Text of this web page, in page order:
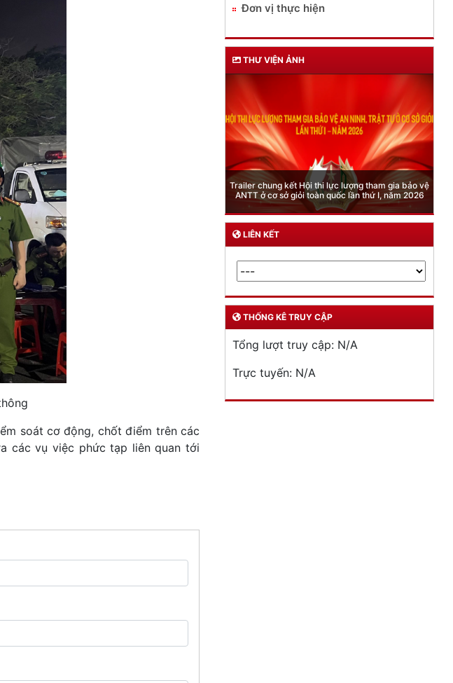
soát cơ động, chốt điểm trên các
các vụ việc phức tạp liên quan tới
Đơn vị thực hiện
THƯ VIỆN ẢNH
Phòng Quản lý xuất nhập cảnh: Hướng dẫn những
quy định mới trong lĩnh vực xuất cảnh, nhập cảnh
của công dân việt nam từ ngày 01/7/2026
LIÊN KẾT
THỐNG KÊ TRUY CẬP
Tổng lượt truy cập: N/A
Trực tuyến: N/A